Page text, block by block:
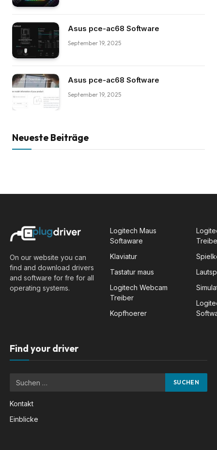
Asus pce-ac68 Software
September 19, 2025
Asus pce-ac68 Software
September 19, 2025
Neueste Beiträge
On our website you can
find and download drivers
and software for fre for all
operating systems.
Logitech Maus
Softaware
Klaviatur
Tastatur maus
Logitech Webcam
Treiber
Kopfhoerer
Find your driver
Kontakt
Einblicke